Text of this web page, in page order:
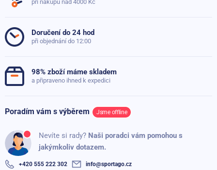
Gymnastický míč Sportago v2.pdf
4
3
1
Ověřený zákazník
Přidáno: 27.07.2026
Dobrý den, V tomto případě bych volil spíše 65 cm.
Položit dotaz
při nákupu nad 4000 Kč
Doručení do 24 hod
při objednání do 12:00
98% zboží máme skladem
a připraveno ihned k expedici
Poradím vám s výběrem Jsme offline
Nevíte si rady? Naši poradci vám pomohou s
jakýmkoliv dotazem.
+420 555 222 302 info@sportago.cz